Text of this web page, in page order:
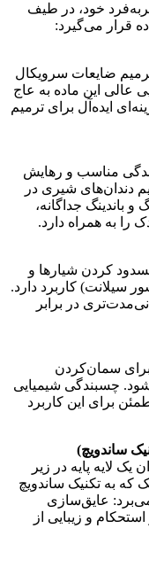
خود، در طیف
قرار می‌گیرد:
ضایعات سرویکال
عالی این ماده به عاج
ایده‌آل برای ترمیم
مناسب و رهایش
دندان‌های شیری در
و باندینگ جداگانه،
را به همراه دارد.
کردن شیارها و
سیلانت) کاربرد دارد.
در برابر
سمان‌کردن
. چسبندگی شیمیایی
برای این کاربرد
ساندویچ)
لایه پایه در زیر
که به تکنیک ساندویچ
عایق‌سازی
و زیبایی از